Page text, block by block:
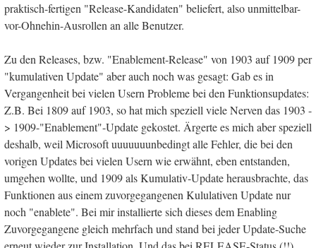
praktisch-fertigen "Release-Kandidaten" beliefert, also unmittelbar-
vor-Ohnehin-Ausrollen an alle Benutzer.
Zu den Releases, bzw. "Enablement-Release" von 1903 auf 1909 per
"kumulativen Update" aber auch noch was gesagt: Gab es in
Vergangenheit bei vielen Usern Probleme bei den Funktionsupdates:
Z.B. Bei 1809 auf 1903, so hat mich speziell viele Nerven das 1903 -
> 1909-"Enablement"-Update gekostet. Ärgerte es mich aber speziell
deshalb, weil Microsoft uuuuuuunbedingt alle Fehler, die bei den
vorigen Updates bei vielen Usern wie erwähnt, eben entstanden,
umgehen wollte, und 1909 als Kumulativ-Update herausbrachte, das
Funktionen aus einem zuvorgegangenen Kululativen Update nur
noch "enablete". Bei mir installierte sich dieses dem Enabling
Zuvorgegangene gleich mehrfach und stand bei jeder Update-Suche